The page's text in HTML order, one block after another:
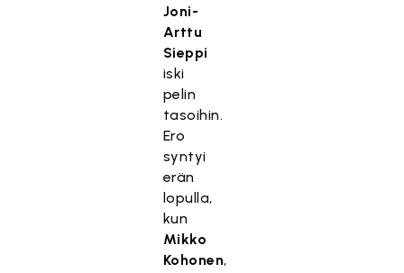
Joni-
Arttu
Sieppi
iski
pelin
tasoihin.
Ero
syntyi
erän
lopulla,
kun
Mikko
Kohonen,